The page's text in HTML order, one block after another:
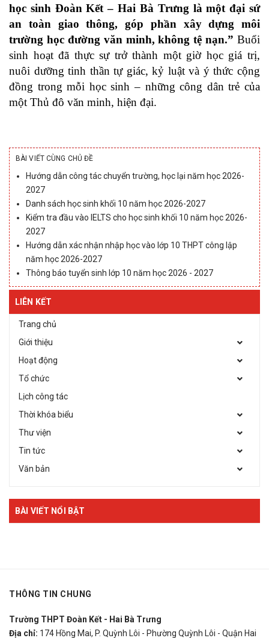
học sinh Đoàn Kết – Hai Bà Trưng là một đại sứ
an toàn giao thông, góp phần xây dựng môi
trường học đường văn minh, không tệ nạn.” Buổi
sinh hoạt đã thực sự trở thành một giờ học giá trị,
nuôi dưỡng tinh thần tự giác, kỷ luật và ý thức cộng
đồng trong mỗi học sinh – những công dân trẻ của
một Thủ đô văn minh, hiện đại.
BÀI VIẾT CÙNG CHỦ ĐỀ
Hướng dẫn công tác chuyển trường, học lại năm học 2026-
2027
Danh sách học sinh khối 10 năm học 2026-2027
Kiểm tra đầu vào IELTS cho học sinh khối 10 năm học 2026-
2027
Hướng dẫn xác nhận nhập học vào lớp 10 THPT công lập
năm học 2026-2027
Thông báo tuyển sinh lớp 10 năm học 2026 - 2027
LIÊN KẾT
Trang chủ
Giới thiệu
Hoạt động
Tổ chức
Lịch công tác
Thời khóa biểu
Thư viện
Tin tức
Văn bản
BÀI VIẾT NỔI BẬT
THÔNG TIN CHUNG
Trường THPT Đoàn Kết - Hai Bà Trưng
Địa chỉ: 174 Hồng Mai, P. Quỳnh Lôi - Phường Quỳnh Lôi - Quận Hai